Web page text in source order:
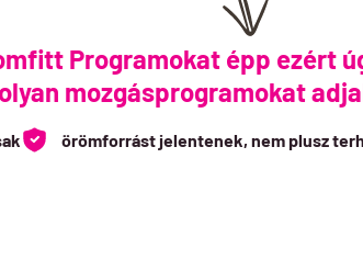
Programokat épp ezért
mozgásprogramokat
örömforrást jelentenek, nem plusz